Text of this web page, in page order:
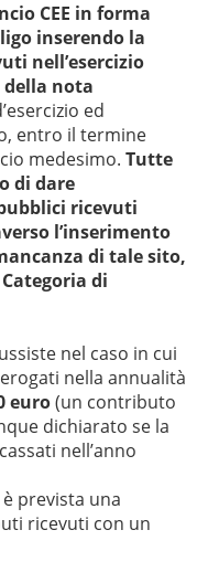
CEE in forma
inserendo la
nell’esercizio
nota
ed
entro il termine
medesimo. Tutte
di dare
ricevuti
l’inserimento
di tale sito,
di
nel caso in cui
nella annualità
euro(un contributo
dichiarato se la
nell’anno
prevista una
ricevuti con un